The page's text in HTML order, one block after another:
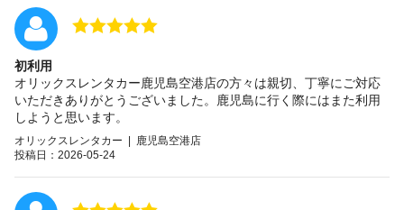
初利用
オリックスレンタカー鹿児島空港店の方々は親切、丁寧にご対応
いただきありがとうございました。鹿児島に行く際にはまた利用
しようと思います。
オリックスレンタカー | 鹿児島空港店
投稿日：2026-05-24